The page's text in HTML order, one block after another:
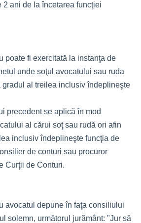
2 ani de la încetarea funcţiei
poate fi exercitată la instanţa de
unde soţul avocatului sau ruda
al treilea inclusiv îndeplineşte
precedent se aplică în mod
al cărui soţ sau rudă ori afin
inclusiv îndeplineşte funcţia de
de conturi sau procuror
Curţii de Conturi.
avocatul depune în faţa consiliului
solemn, următorul jurământ: "Jur să